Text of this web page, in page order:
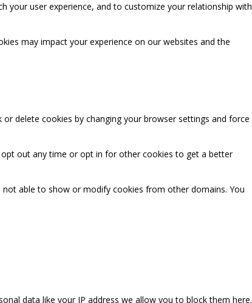
your user experience, and to customize your relationship with
may impact your experience on our websites and the
delete cookies by changing your browser settings and force
out any time or opt in for other cookies to get a better
able to show or modify cookies from other domains. You
data like your IP address we allow you to block them here.